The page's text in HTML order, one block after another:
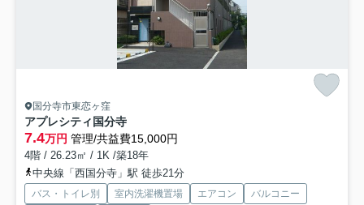
国分寺市東恋ヶ窪
アプレシティ国分寺
7.4万円 管理/共益費15,000円
4階 / 26.23㎡ / 1K /築18年
中央線「西国分寺」駅 徒歩21分
バス・トイレ別 室内洗濯機置場 エアコン
バルコニー